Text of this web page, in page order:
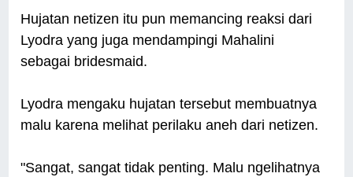
Hujatan netizen itu pun memancing reaksi dari
Lyodra yang juga mendampingi Mahalini
sebagai bridesmaid.
Lyodra mengaku hujatan tersebut membuatnya
malu karena melihat perilaku aneh dari netizen.
"Sangat, sangat tidak penting. Malu ngelihatnya